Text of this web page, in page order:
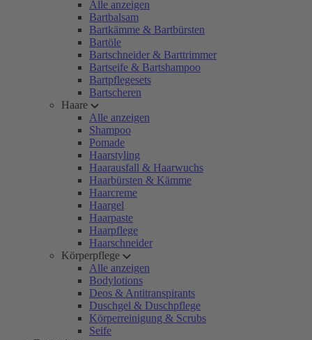
Alle anzeigen
Bartbalsam
Bartkämme & Bartbürsten
Bartöle
Bartschneider & Barttrimmer
Bartseife & Bartshampoo
Bartpflegesets
Bartscheren
Haare
Alle anzeigen
Shampoo
Pomade
Haarstyling
Haarausfall & Haarwuchs
Haarbürsten & Kämme
Haarcreme
Haargel
Haarpaste
Haarpflege
Haarschneider
Körperpflege
Alle anzeigen
Bodylotions
Deos & Antitranspirants
Duschgel & Duschpflege
Körperreinigung & Scrubs
Seife